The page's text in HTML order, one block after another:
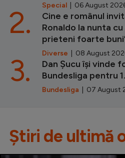
Special | 06 August
Cine e românul
Ronaldo la nunta
prieteni foarte
Diverse | 08 August
2.
Dan Șucu își vinde
Bundesliga pentru
Bundesliga | 07 August
3.
Știri de ultimă